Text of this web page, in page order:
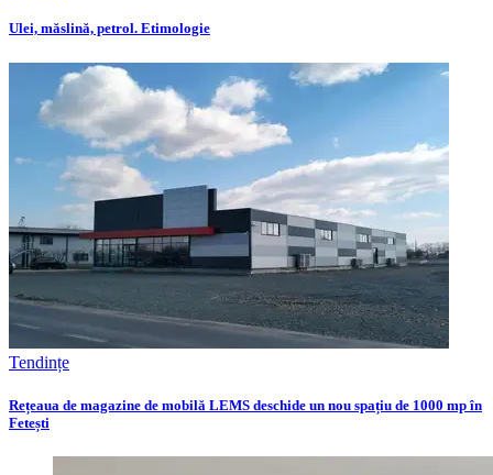
Ulei, măslină, petrol. Etimologie
Tendințe
Rețeaua de magazine de mobilă LEMS deschide un nou spațiu de 1000 mp în
Fetești